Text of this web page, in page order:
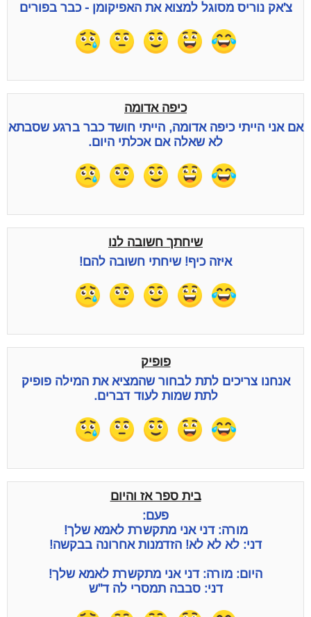
צ'אק נוריס מסוגל למצוא את האפיקומן - כבר בפורים
כיפה אדומה
אם אני הייתי כיפה אדומה, הייתי חושד כבר ברגע שסבתא
לא שאלה אם אכלתי היום.
שיחתך חשובה לנו
איזה כיף! שיחתי חשובה להם!
פופיק
אנחנו צריכים לתת לבחור שהמציא את המילה פופיק
לתת שמות לעוד דברים.
בית ספר אז והיום
פעם:
מורה: דני אני מתקשרת לאמא שלך!
דני: לא לא לא! הזדמנות אחרונה בבקשה!
היום: מורה: דני אני מתקשרת לאמא שלך!
דני: סבבה תמסרי לה ד"ש